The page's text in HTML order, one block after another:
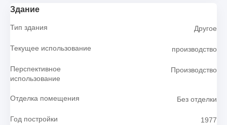
Здание
Тип здания Другое
Текущее использование производство
Перспективное
использование
Производство
Отделка помещения Без отделки
Год постройки 1977